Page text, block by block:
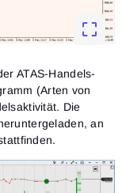
ATAS-Handels-
(Arten von
Die
an